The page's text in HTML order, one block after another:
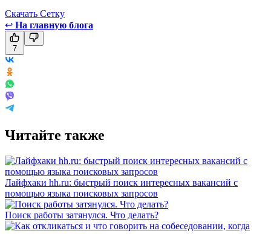
Скачать Сетку
↩ На главную блога
7
Читайте также
Лайфхаки hh.ru: быстрый поиск интересных вакансий с
помощью языка поисковых запросов
Поиск работы затянулся. Что делать?